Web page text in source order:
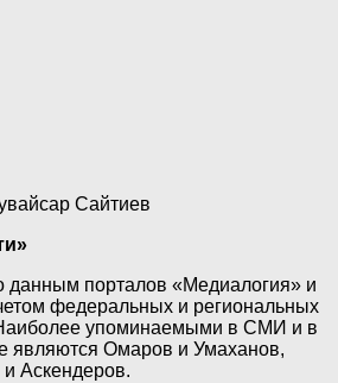
Сайтиев
данным порталов «Медиалогия» и
федеральных и региональных
упоминаемыми в СМИ и в
являются Омаров и Умаханов,
Аскендеров.